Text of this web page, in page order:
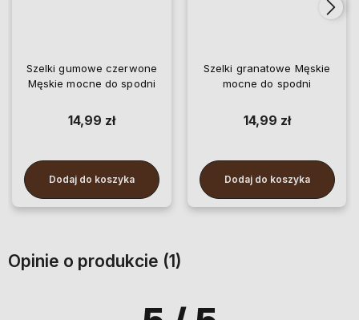
Szelki gumowe czerwone
Męskie mocne do spodni
14,99 zł
Dodaj do koszyka
Szelki granatowe Męskie
mocne do spodni
14,99 zł
Dodaj do koszyka
Opinie o produkcie (1)